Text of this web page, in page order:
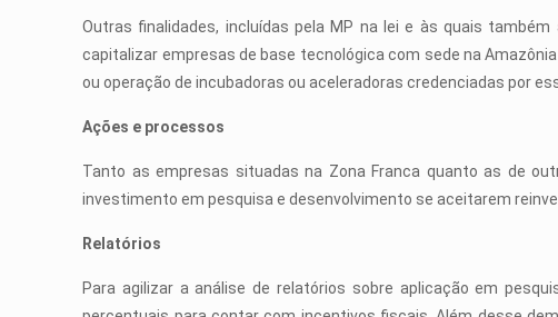
Outras finalidades, incluídas pela MP na lei e às quais
capitalizar empresas de base tecnológica com sede na
ou operação de incubadoras ou aceleradoras credenciadas por
Ações e processos
Tanto as empresas situadas na Zona Franca quanto as de
investimento em pesquisa e desenvolvimento se aceitarem
Relatórios
Para agilizar a análise de relatórios sobre aplicação em